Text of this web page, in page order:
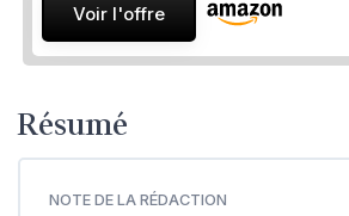
Voir l'offre
Résumé
NOTE DE LA RÉDACTION